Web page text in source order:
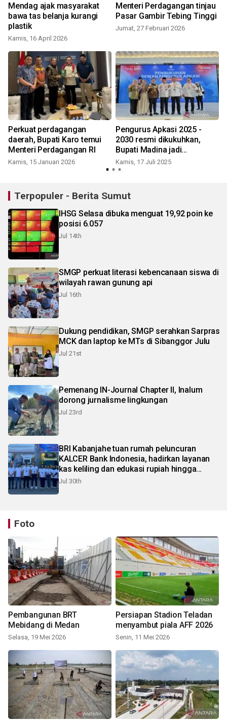
Mendag ajak masyarakat
bawa tas belanja kurangi
plastik
Kamis, 16 April 2026
Menteri Perdagangan tinjau
Pasar Gambir Tebing Tinggi
Jumat, 27 Februari 2026
Perkuat perdagangan
daerah, Bupati Karo temui
Menteri Perdagangan RI
Kamis, 15 Januari 2026
Pengurus Apkasi 2025 -
2030 resmi dikukuhkan,
Bupati Madina jadi
sekretaris bidang
keagamaan
Kamis, 17 Juli 2025
Terpopuler - Berita Sumut
IHSG Selasa dibuka menguat 19,92 poin ke
posisi 6.057
Jul 14th
SMGP perkuat literasi kebencanaan siswa di
wilayah rawan gunung api
Jul 16th
Dukung pendidikan, SMGP serahkan Sarpras
MCK dan laptop ke MTs di Sibanggor Julu
Jul 21st
Pemenang IN-Journal Chapter II, Inalum
dorong jurnalisme lingkungan
Jul 23rd
BRI Kabanjahe tuan rumah peluncuran
KALCER Bank Indonesia, hadirkan layanan
kas keliling dan edukasi rupiah hingga
pelosok Karo
Jul 30th
Foto
Pembangunan BRT
Mebidang di Medan
Selasa, 19 Mei 2026
Persiapan Stadion Teladan
menyambut piala AFF 2026
Senin, 11 Mei 2026